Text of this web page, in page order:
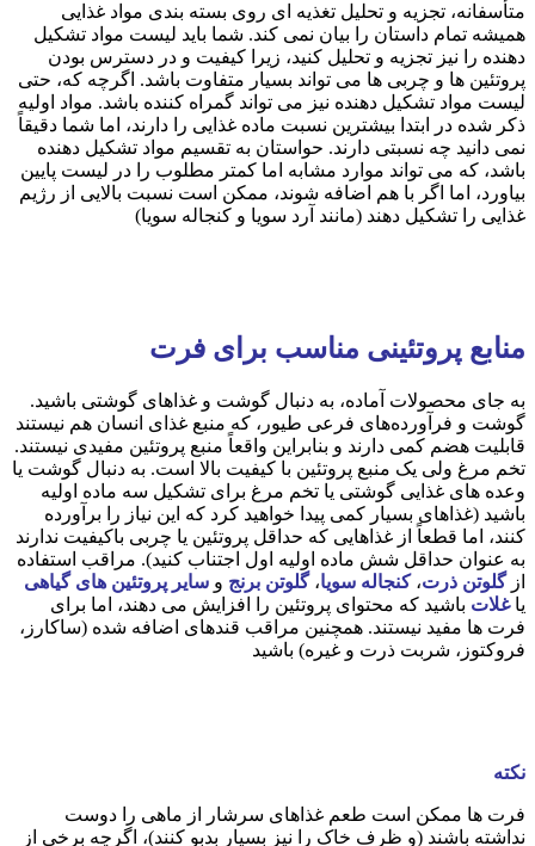
متأسفانه، تجزیه و تحلیل تغذیه ای روی بسته بندی مواد غذایی
همیشه تمام داستان را بیان نمی کند. شما باید لیست مواد تشکیل
دهنده را نیز تجزیه و تحلیل کنید، زیرا کیفیت و در دسترس بودن
پروتئین ها و چربی ها می تواند بسیار متفاوت باشد. اگرچه که، حتی
لیست مواد تشکیل دهنده نیز می تواند گمراه کننده باشد. مواد اولیه
ذکر شده در ابتدا بیشترین نسبت ماده غذایی را دارند، اما شما دقیقاً
نمی دانید چه نسبتی دارند. حواستان به تقسیم مواد تشکیل دهنده
باشد، که می تواند موارد مشابه اما کمتر مطلوب را در لیست پایین
بیاورد، اما اگر با هم اضافه شوند، ممکن است نسبت بالایی از رژیم
غذایی را تشکیل دهند (مانند آرد سویا و کنجاله سویا)
منابع پروتئینی مناسب برای فرت
به جای محصولات آماده، به دنبال گوشت و غذاهای گوشتی باشید.
گوشت و فرآورده‌های فرعی طیور، که منبع غذای انسان هم نیستند
قابلیت هضم کمی دارند و بنابراین واقعاً منبع پروتئین مفیدی نیستند.
تخم مرغ ولی یک منبع پروتئین با کیفیت بالا است. به دنبال گوشت یا
وعده های غذایی گوشتی یا تخم مرغ برای تشکیل سه ماده اولیه
باشید (غذاهای بسیار کمی پیدا خواهید کرد که این نیاز را برآورده
کنند، اما قطعاً از غذاهایی که حداقل پروتئین یا چربی باکیفیت ندارند
به عنوان حداقل شش ماده اولیه اول اجتناب کنید). مراقب استفاده
ازگلوتن ذرت،کنجاله سویا،گلوتن برنج و سایر پروتئین های گیاهی
یاغلات باشید که محتوای پروتئین را افزایش می دهند، اما برای
فرت ها مفید نیستند. همچنین مراقب قندهای اضافه شده (ساکارز،
فروکتوز، شربت ذرت و غیره) باشید
نکته
فرت ها ممکن است طعم غذاهای سرشار از ماهی را دوست
نداشته باشند (و ظرف خاک را نیز بسیار بدبو کنند)، اگرچه برخی از